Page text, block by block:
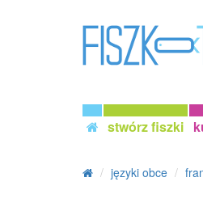
stwórz fiszki
języki obce